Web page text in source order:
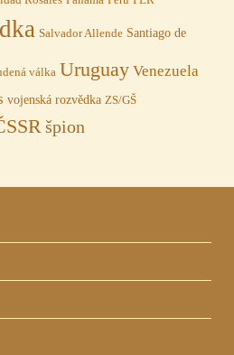
Salvador Allende Santiago de
válka Uruguay Venezuela
vojenská rozvědka ZS/GŠ
špion